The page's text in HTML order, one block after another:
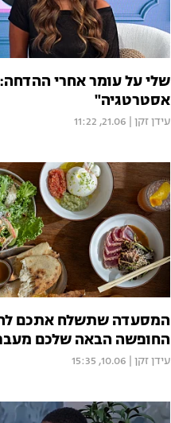
שלי על עומר אחרי
אסטרטגיה"
עידן זקן 21.06, 11:22
המסעדה שתשלח אתכם
החופשה הבאה שלכם
עידן זקן 10.06, 15:35